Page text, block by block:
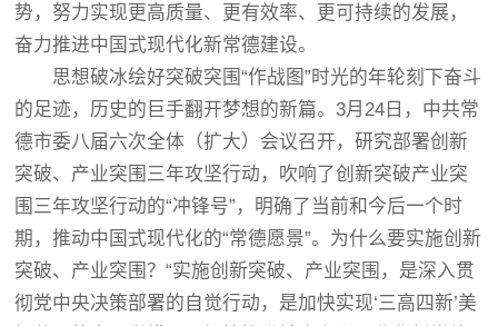
势，努力实现更高质量、更有效率、更可持续的发展，
奋力推进中国式现代化新常德建设。
思想破冰绘好突破突围“作战图”时光的年轮刻下奋斗
的足迹，历史的巨手翻开梦想的新篇。3月24日，中共常
德市委八届六次全体（扩大）会议召开，研究部署创新
突破、产业突围三年攻坚行动，吹响了创新突破产业突
围三年攻坚行动的“冲锋号”，明确了当前和今后一个时
期，推动中国式现代化的“常德愿景”。为什么要实施创新
突破、产业突围？“实施创新突破、产业突围，是深入贯
彻党中央决策部署的自觉行动，是加快实现‘三高四新’美